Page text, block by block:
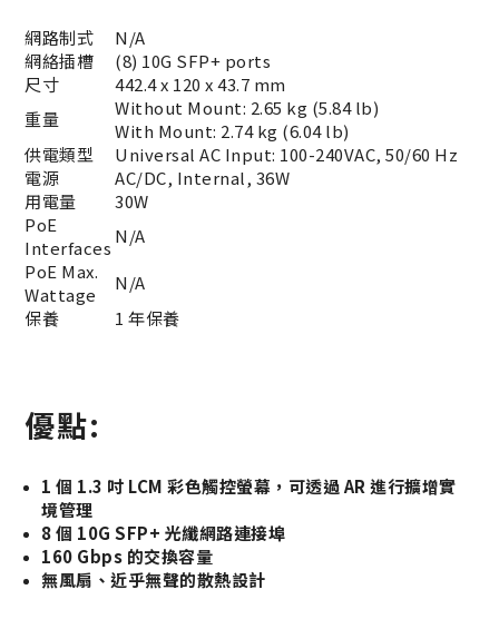
網路制式
N/A
網絡插槽
(8) 10G SFP+ ports
尺寸
442.4 x 120 x 43.7 mm
重量
Without Mount: 2.65 kg (5.84 lb)
With Mount: 2.74 kg (6.04 lb)
供電類型
Universal AC Input: 100-240VAC, 50/60 Hz
電源
AC/DC, Internal, 36W
用電量
30W
PoE
Interfaces
N/A
PoE Max.
Wattage
N/A
保養
1 年保養
優點:
1 個 1.3 吋 LCM 彩色觸控螢幕，可透過 AR 進行擴增實
境管理
8 個 10G SFP+ 光纖網路連接埠
160 Gbps 的交換容量
無風扇、近乎無聲的散熱設計